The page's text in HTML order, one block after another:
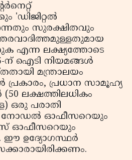
'ഡിജിറ്റൽ
സുരക്ഷിതവും
എന്ന ലക്ഷ്യത്തോടെ
ന് ഐടി നിയമങ്ങൾ
മന്ത്രാലയം
പ്രധാന സാമൂഹ്യ
(50 ലക്ഷത്തിലധികം
ഒരു പരാതി
നോഡൽ ഓഫീസറെയും
ഓഫീസറെയും
ഈ ഉദ്യോഗസ്ഥർ